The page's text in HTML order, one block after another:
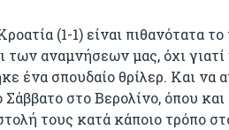
(1-1) είναι πιθανότατα
των αναμνήσεων μας, όχι
ένα σπουδαίο θρίλερ. Και να
στο Βερολίνο, όπου και
τους κατά κάποιο τρόπο